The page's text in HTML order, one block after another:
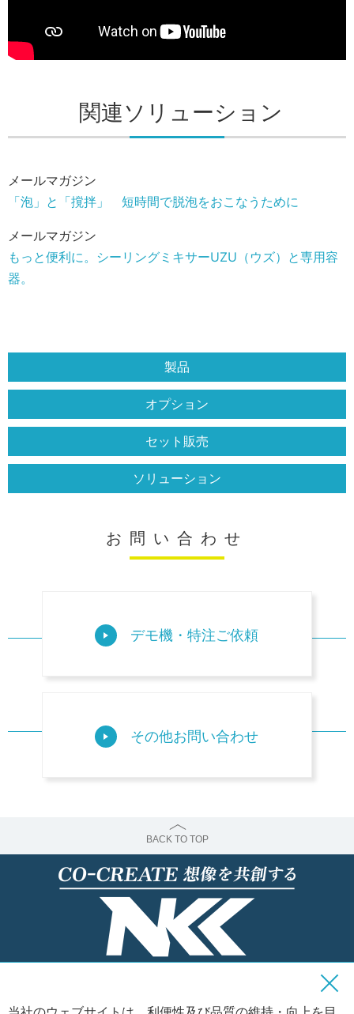
関連ソリューション
メールマガジン
「泡」と「撹拌」 短時間で脱泡をおこなうために
メールマガジン
もっと便利に。シーリングミキサーUZU（ウズ）と専用容
器。
製品
オプション
セット販売
ソリューション
お問い合わせ
デモ機・特注ご依頼
その他お問い合わせ
BACK TO TOP